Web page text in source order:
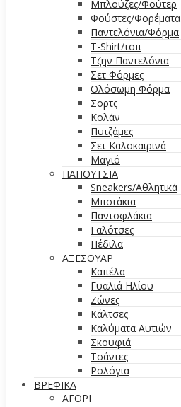
Μπλούζες/Φούτερ
Φούστες/Φορέματα
Παντελόνια/Φόρμα
T-Shirt/τοπ
Τζην Παντελόνια
Σετ Φόρμες
Ολόσωμη Φόρμα
Σορτς
Κολάν
Πυτζάμες
Σετ Καλοκαιρινά
Μαγιό
ΠΑΠΟΥΤΣΙΑ
Sneakers/Αθλητικά
Μποτάκια
Παντοφλάκια
Γαλότσες
Πέδιλα
ΑΞΕΣΟΥΑΡ
Καπέλα
Γυαλιά Ηλίου
Ζώνες
Κάλτσες
Καλύματα Αυτιών
Σκουφιά
Τσάντες
Ρολόγια
ΒΡΕΦΙΚΑ
ΑΓΟΡΙ